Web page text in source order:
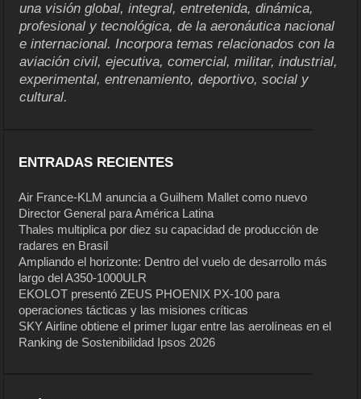
una visión global, integral, entretenida, dinámica,
profesional y tecnológica, de la aeronáutica nacional
e internacional. Incorpora temas relacionados con la
aviación civil, ejecutiva, comercial, militar, industrial,
experimental, entrenamiento, deportivo, social y
cultural.
ENTRADAS RECIENTES
Air France-KLM anuncia a Guilhem Mallet como nuevo
Director General para América Latina
Thales multiplica por diez su capacidad de producción de
radares en Brasil
Ampliando el horizonte: Dentro del vuelo de desarrollo más
largo del A350-1000ULR
EKOLOT presentó ZEUS PHOENIX PX-100 para
operaciones tácticas y las misiones críticas
SKY Airline obtiene el primer lugar entre las aerolíneas en el
Ranking de Sostenibilidad Ipsos 2026